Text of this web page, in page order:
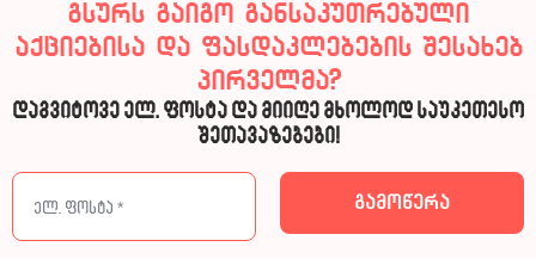
გსურს გაიგო განსაკუთრებული
აქციებისა და ფასდაკლებების შესახებ
პირველმა?
დაგვიტოვე ელ. ფოსტა და მიიღე მხოლოდ საუკეთესო
შეთავაზებები!